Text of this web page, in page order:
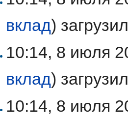
вклад)
10:14, 8 июля
вклад)
10:14, 8 июля